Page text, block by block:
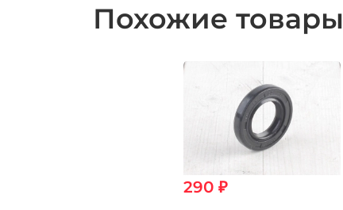
Похожие товары
290 ₽